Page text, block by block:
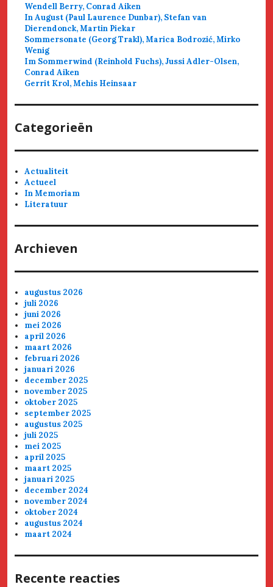
Wendell Berry, Conrad Aiken
In August (Paul Laurence Dunbar), Stefan van
Dierendonck, Martin Piekar
Sommersonate (Georg Trakl), Marica Bodrozić, Mirko
Wenig
Im Sommerwind (Reinhold Fuchs), Jussi Adler-Olsen,
Conrad Aiken
Gerrit Krol, Mehis Heinsaar
Categorieën
Actualiteit
Actueel
In Memoriam
Literatuur
Archieven
augustus 2026
juli 2026
juni 2026
mei 2026
april 2026
maart 2026
februari 2026
januari 2026
december 2025
november 2025
oktober 2025
september 2025
augustus 2025
juli 2025
mei 2025
april 2025
maart 2025
januari 2025
december 2024
november 2024
oktober 2024
augustus 2024
maart 2024
Recente reacties